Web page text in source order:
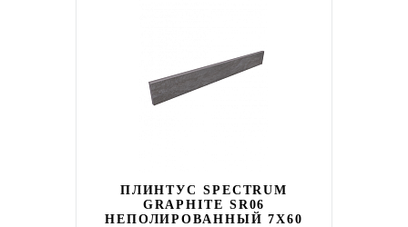
ПЛИНТУС SPECTRUM
GRAPHITE SR06
НЕПОЛИРОВАННЫЙ 7X60